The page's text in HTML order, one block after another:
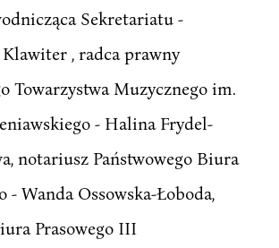
Sekretariatu -
Klawiter , radca prawny
Towarzystwa Muzycznego im.
- Halina Frydel-
notariusz Państwowego Biura
- Wanda Ossowska-Łoboda,
Prasowego III